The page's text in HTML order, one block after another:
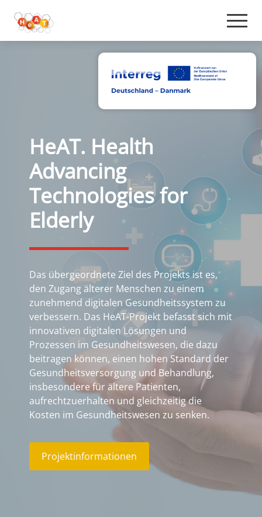
HeAT. Health
Advancing
Technologies for
Elderly
Das übergeordnete Ziel des Projekts ist es,
den Zugang älterer Menschen zu einem
zunehmend digitalen Gesundheitssystem zu
verbessern. Das HeAT-Projekt befasst sich mit
innovativen digitalen Lösungen und
Prozessen im Gesundheitswesen, die dazu
beitragen können, einen hohen Standard der
Gesundheitsversorgung und Behandlung,
insbesondere für ältere Patienten,
aufrechtzuerhalten und gleichzeitig die
Kosten im Gesundheitswesen zu senken.
Projektinformationen